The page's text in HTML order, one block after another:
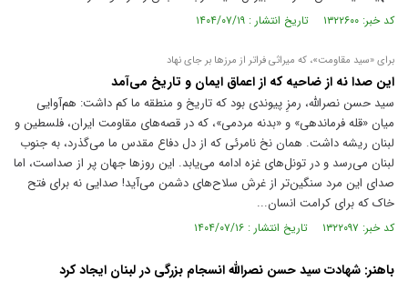
کد خبر: ۱۳۲۲۶۰۰ تاریخ انتشار : ۱۴۰۴/۰۷/۱۹
برای «سید مقاومت»، که میراثی فراتر از مرز‌ها بر جای نهاد
این صدا نه از ضاحیه که از اعماق ایمان و تاریخ می‌آمد
سید حسن نصرالله، رمزِ پیوندی بود که تاریخ و منطقه ما کم داشت: هم‌آوایی
میان «قله فرماندهی» و «بدنه مردمی»، که در قصه‌های مقاومت ایران، فلسطین و
لبنان ریشه داشت. همان نخ نامرئی که از دل دفاع مقدس ما می‌گذرد، به جنوب
لبنان می‌رسد و در تونل‌های غزه ادامه می‌یابد. این روز‌ها جهان پر از صداست، اما
صدای این مرد سنگین‌تر از غرش سلاح‌های دشمن می‌آید! صدایی نه برای فتح
خاک که برای کرامت انسان...
کد خبر: ۱۳۲۲۰۹۷ تاریخ انتشار : ۱۴۰۴/۰۷/۱۶
باهنر: شهادت سید حسن نصرالله انسجام بزرگی در لبنان ایجاد کرد